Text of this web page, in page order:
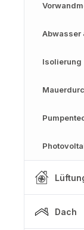
Abwasser
Isolierung
Dach